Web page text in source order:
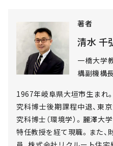
著者
清水 千
一橋大学
構副機構長
1967年岐阜県大垣市生まれ
究科博士後期課程中退、東
究科博士（環境学）。麗澤大
特任教授を経て現職。また